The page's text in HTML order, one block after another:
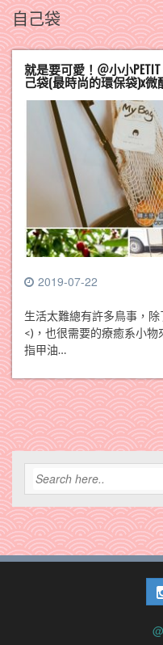
自己袋
就是要可愛！＠小小
己袋(最時尚的環保袋)x
2019-07-22
生活太難總有許多鳥事，
<)，也很需要的療癒系小
指甲油…